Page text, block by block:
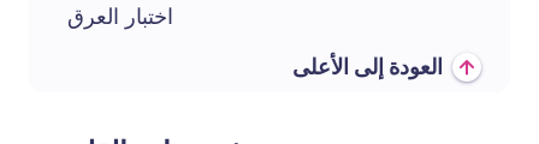
اختبار العرق
العودة إلى الأعلى